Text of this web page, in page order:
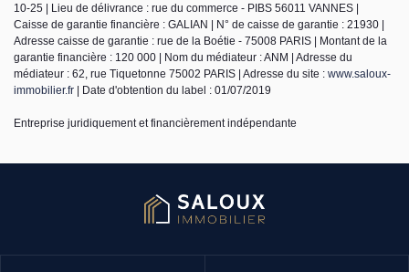
10-25 | Lieu de délivrance : rue du commerce - PIBS 56011 VANNES |
Caisse de garantie financière : GALIAN | N° de caisse de garantie : 21930 |
Adresse caisse de garantie : rue de la Boétie - 75008 PARIS | Montant de la
garantie financière : 120 000 | Nom du médiateur : ANM | Adresse du
médiateur : 62, rue Tiquetonne 75002 PARIS | Adresse du site : www.saloux-
immobilier.fr | Date d'obtention du label : 01/07/2019
Entreprise juridiquement et financièrement indépendante